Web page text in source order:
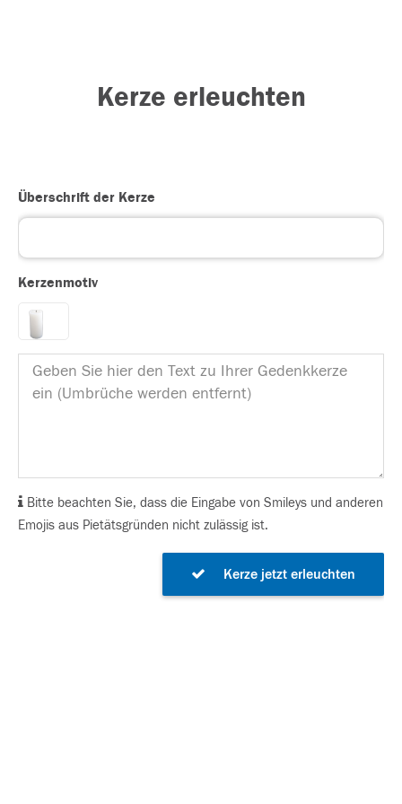
Kerze erleuchten
Überschrift der Kerze
Kerzenmotiv
Bitte beachten Sie, dass die Eingabe von Smileys und anderen
Emojis aus Pietätsgründen nicht zulässig ist.
Kerze jetzt erleuchten